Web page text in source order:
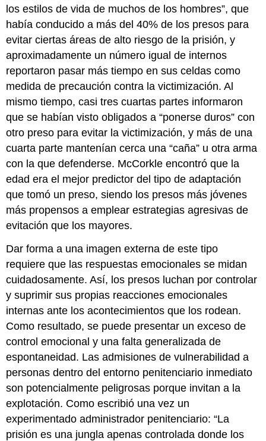
los estilos de vida de muchos de los hombres”, que
había conducido a más del 40% de los presos para
evitar ciertas áreas de alto riesgo de la prisión, y
aproximadamente un número igual de internos
reportaron pasar más tiempo en sus celdas como
medida de precaución contra la victimización. Al
mismo tiempo, casi tres cuartas partes informaron
que se habían visto obligados a “ponerse duros” con
otro preso para evitar la victimización, y más de una
cuarta parte mantenían cerca una “caña” u otra arma
con la que defenderse. McCorkle encontró que la
edad era el mejor predictor del tipo de adaptación
que tomó un preso, siendo los presos más jóvenes
más propensos a emplear estrategias agresivas de
evitación que los mayores.
Dar forma a una imagen externa de este tipo
requiere que las respuestas emocionales se midan
cuidadosamente. Así, los presos luchan por controlar
y suprimir sus propias reacciones emocionales
internas ante los acontecimientos que los rodean.
Como resultado, se puede presentar un exceso de
control emocional y una falta generalizada de
espontaneidad. Las admisiones de vulnerabilidad a
personas dentro del entorno penitenciario inmediato
son potencialmente peligrosas porque invitan a la
explotación. Como escribió una vez un
experimentado administrador penitenciario: “La
prisión es una jungla apenas controlada donde los